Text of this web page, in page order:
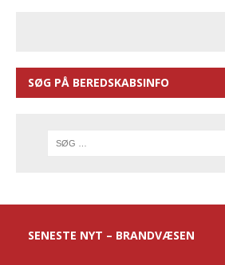
SØG PÅ BEREDSKABSINFO
SENESTE NYT – BRANDVÆSEN